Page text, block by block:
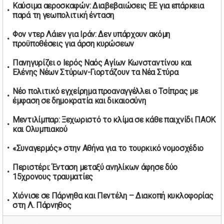
01/05/2026 | 19:54
Βελόπουλος: Κριτική σε πολιτικούς αρχηγούς για
δηλώσεις την Πρωτομαγιά
01/05/2026 | 19:33
Υπερβολική ταχύτητα στο Αλιβέρι οδήγησε σε σύλληψη
38χρονου οδηγού
01/05/2026 | 19:12
Υποψηφιότητες για τις εκλογές νέας διοίκησης του ΑΟ
Νέων Στύρων
Τουρκία: Ένταση στις συγκεντρώσεις για την Πρωτομαγιά
01/05/2026 | 13:20
Μήνυμα σεβασμού από τη Μπιλμπάο προς ΠΑΟΚ και τιμή
στη μνήμη των επτά φιλάθλων
Θεσσαλονίκη: Στο Ψυχιατρικό Νοσοκομείο ο 20χρονος
που πετούσε αντικείμενα από το μπαλκόνι
Καύσιμα αεροσκαφών: Διαβεβαιώσεις ΕΕ για επάρκεια
παρά τη γεωπολιτική ένταση
Φον ντερ Λάιεν για Ιράν: Δεν υπάρχουν ακόμη
προϋποθέσεις για άρση κυρώσεων
Πανηγυρίζει ο Ιερός Ναός Αγίων Κωνσταντίνου και
Ελένης Νέων Στύρων-Γιορτάζουν τα Νέα Στύρα
Νέο πολιτικό εγχείρημα προαναγγέλλει ο Τσίπρας με
έμφαση σε δημοκρατία και δικαιοσύνη
Μεντιλίμπαρ: Ξεχωριστό το κλίμα σε κάθε παιχνίδι ΠΑΟΚ
και Ολυμπιακού
«Συναγερμός» στην Αθήνα για το τουρκικό νομοσχέδιο
Περιστέρι: Ένταση μεταξύ ανηλίκων άφησε δύο
15χρονους τραυματίες
Χιόνισε σε Πάρνηθα και Πεντέλη – Διακοπή κυκλοφορίας
στη Λ. Πάρνηθος